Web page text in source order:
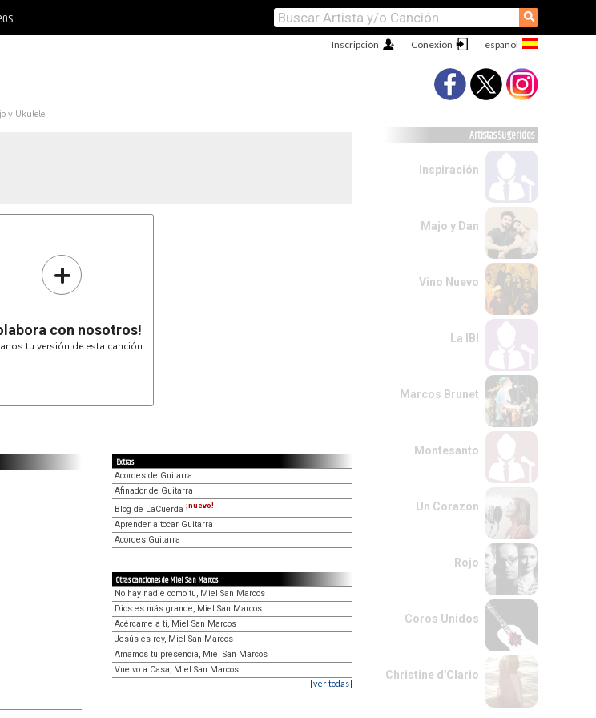
⚲
Conexión
Inscripción
y Ukulele
+
con nosotros!
tu versión de esta canción
Extras
Acordes de Guitarra
Afinador de Guitarra
Blog de LaCuerda ¡nuevo!
Aprender a tocar Guitarra
Acordes Guitarra
Otras canciones de Miel San Marcos
No hay nadie como tu, Miel San Marcos
Dios es más grande, Miel San Marcos
Acércame a ti, Miel San Marcos
Jesús es rey, Miel San Marcos
Amamos tu presencia, Miel San Marcos
Vuelvo a Casa, Miel San Marcos
[ver todas]
Artistas Sugeridos
Inspiración
Majo y Dan
Vino Nuevo
La IBI
Marcos Brunet
Montesanto
Un Corazón
Rojo
Coros Unidos
Christine d'Clario